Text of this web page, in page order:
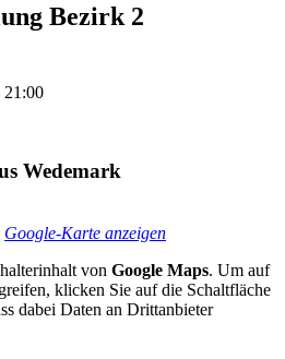
Bezirk 2
21:00
Wedemark
Google-Karte anzeigen
von Google Maps. Um auf
klicken Sie auf die Schaltfläche
dabei Daten an Drittanbieter